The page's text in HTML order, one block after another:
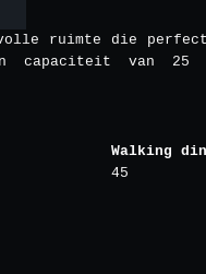
ruimte die
van 25
Walking
45